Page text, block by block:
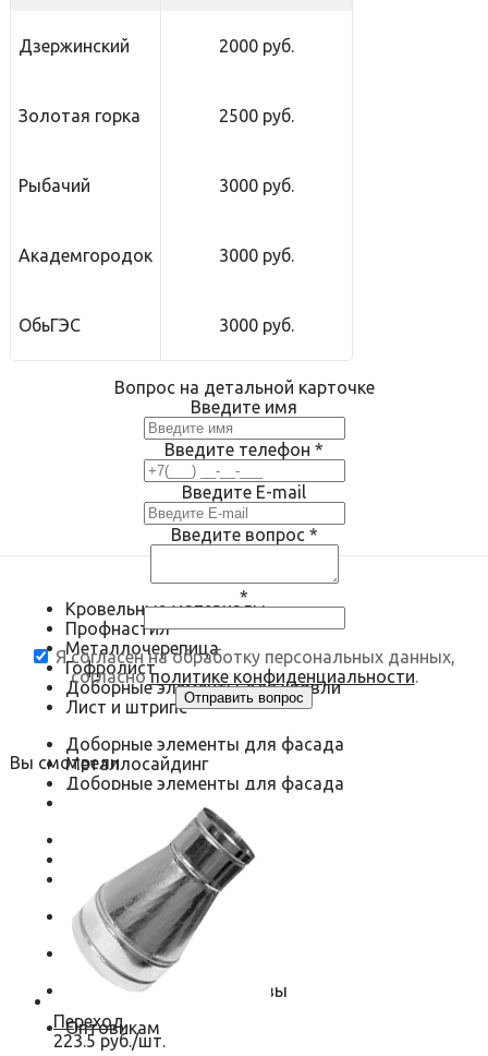
Дзержинский 2000 руб.
Золотая горка 2500 руб.
Рыбачий 3000 руб.
Академгородок 3000 руб.
ОбьГЭС 3000 руб.
Вопрос на детальной карточке
Введите имя
Введите телефон *
Введите E-mail
Введите вопрос *
*
Я согласен на обработку персональных данных,
согласнополитике конфиденциальности.
Вы смотрели
Переход
223.5 руб./шт.
Кровельные материалы
Профнастил
Металлочерепица
Гофролист
Доборные элементы для кровли
Лист и штрипс
Доборные элементы для фасада
Металлосайдинг
Доборные элементы для фасада
Металлокассеты
Воздуховоды
Прямоугольные
Водосточная система
Нестандартные изделия
Оконные откосы и отливы
Оптовикам